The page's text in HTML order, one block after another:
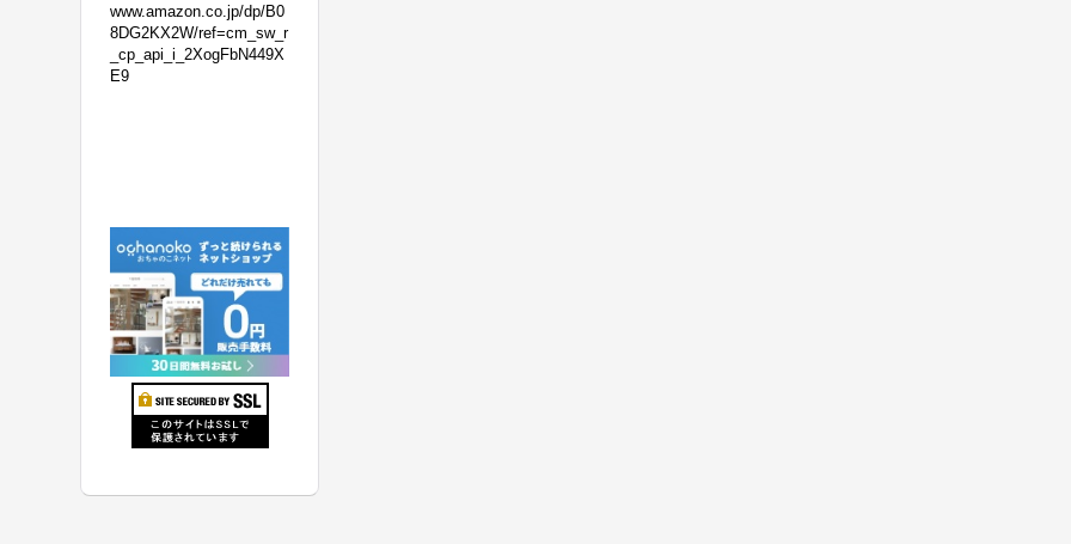
ー
交
換！
www.amazon.co.jp/dp/B0
8DG2KX2W/ref=cm_sw_r
_cp_api_i_2XogFbN449X
E9